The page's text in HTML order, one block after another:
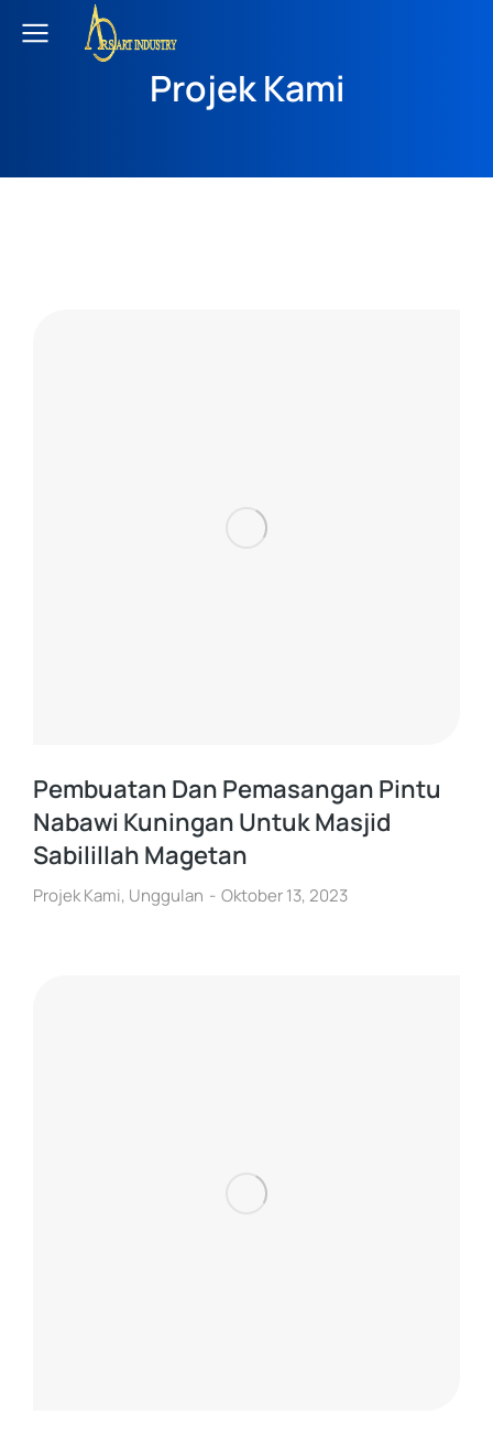
Projek Kami
Pembuatan Dan Pemasangan Pintu
Nabawi Kuningan Untuk Masjid
Sabilillah Magetan
Projek Kami, Unggulan Oktober 13, 2023